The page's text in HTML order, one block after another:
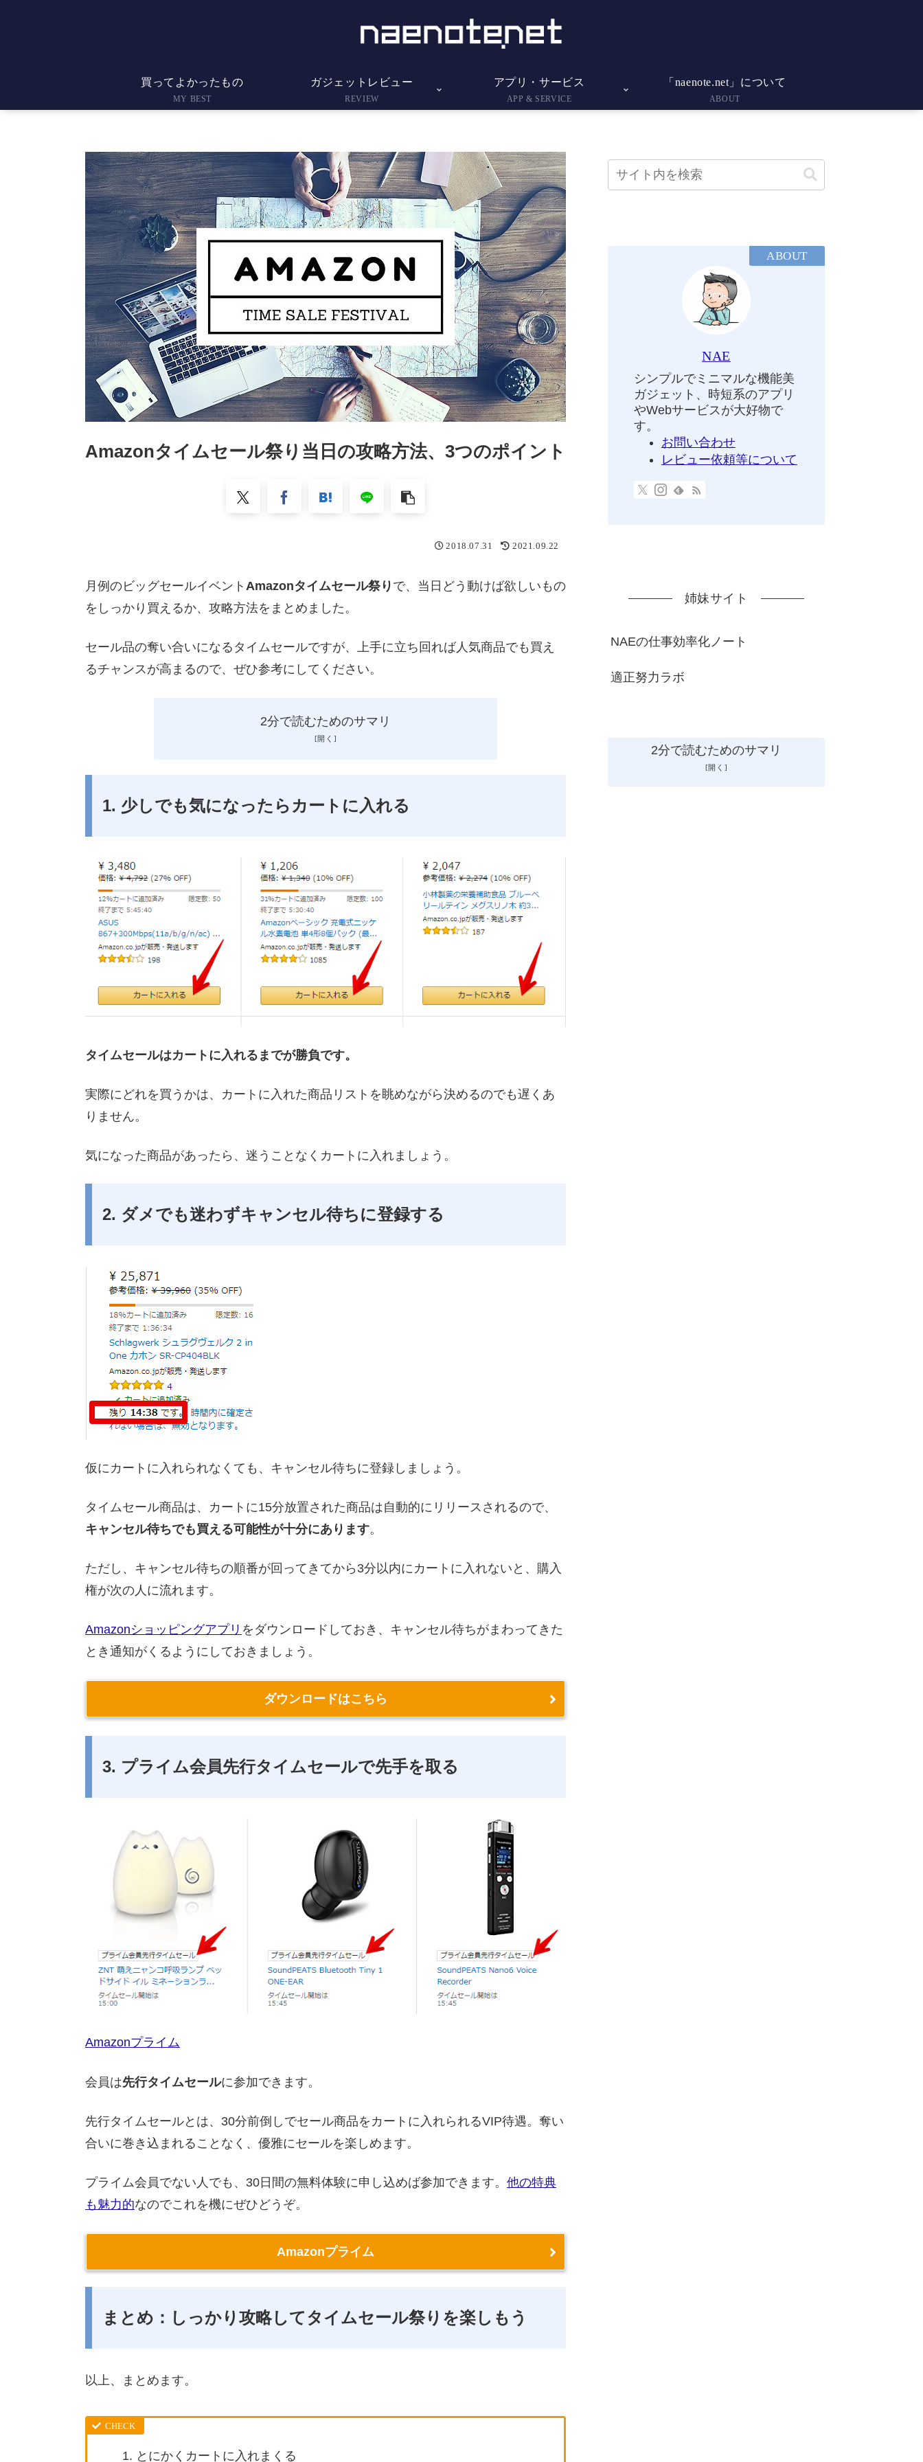
買ってよかったもの
MY BEST
ガジェットレビュー
REVIEW
アプリ・サービス
APP & SERVICE
「naenote.net」について
ABOUT
Amazonタイムセール祭り当日の攻略方法、3つのポイント
2018.07.31 2021.09.22
月例のビッグセールイベント Amazonタイムセール祭り で、当日どう動けば欲しいもの
をしっかり買えるか、攻略方法をまとめました。
セール品の奪い合いになるタイムセールですが、上手に立ち回れば人気商品でも買え
るチャンスが高まるので、ぜひ参考にしてください。
2分で読むためのサマリ
1. 少しでも気になったらカートに入れる
タイムセールはカートに入れるまでが勝負です。
実際にどれを買うかは、カートに入れた商品リストを眺めながら決めるのでも遅くあ
りません。
気になった商品があったら、迷うことなくカートに入れましょう。
2. ダメでも迷わずキャンセル待ちに登録する
仮にカートに入れられなくても、キャンセル待ちに登録しましょう。
タイムセール商品は、カートに15分放置された商品は自動的にリリースされるので、
キャンセル待ちでも買える可能性が十分にあります。
ただし、キャンセル待ちの順番が回ってきてから3分以内にカートに入れないと、購入
権が次の人に流れます。
Amazonショッピングアプリ をダウンロードしておき、キャンセル待ちがまわってきた
とき通知がくるようにしておきましょう。
ダウンロードはこちら
3. プライム会員先行タイムセールで先手を取る
Amazonプライム
会員は先行タイムセールに参加できます。
先行タイムセールとは、30分前倒しでセール商品をカートに入れられるVIP待遇。奪い
合いに巻き込まれることなく、優雅にセールを楽しめます。
プライム会員でない人でも、30日間の無料体験に申し込めば参加できます。 他の特典
も魅力的なのでこれを機にぜひどうぞ。
Amazonプライム
まとめ：しっかり攻略してタイムセール祭りを楽しもう
以上、まとめます。
とにかくカートに入れまくる
ABOUT
NAE
シンプルでミニマルな機能美
ガジェット、時短系のアプリ
やWebサービスが大好物で
す。
お問い合わせ
レビュー依頼等について
姉妹サイト
NAEの仕事効率化ノート
適正努力ラボ
2分で読むためのサマリ